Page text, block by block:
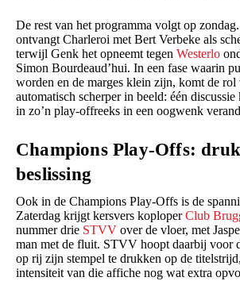
De rest van het programma volgt op
ontvangt Charleroi met Bert Verbeke als
terwijl Genk het opneemt tegen Westerlo
Simon Bourdeaud’hui. In een fase waarin
worden en de marges klein zijn, komt de rol
automatisch scherper in beeld: één
in zo’n play-offreeks in een oogwenk
Champions Play-Offs:
beslissing
Ook in de Champions Play-Offs is de
Zaterdag krijgt kersvers koploperClub
nummer drie STVV over de vloer, met
man met de fluit. STVV hoopt daarbij voor
op rij zijn stempel te drukken op de
intensiteit van die affiche nog wat extra